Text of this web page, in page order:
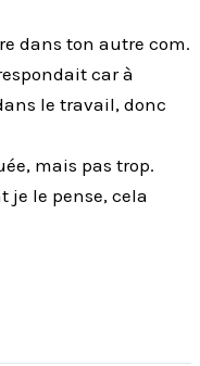
dans ton autre com.
car à
le travail, donc
mais pas trop.
je le pense, cela